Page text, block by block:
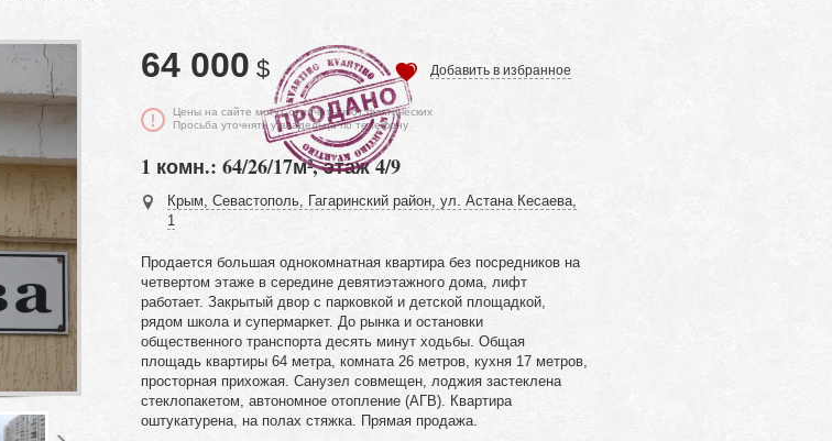
64 000 $ Добавить в избранное
Цены на сайте могут отличаться от фактических
Просьба уточнять у владельца по телефону
1 комн.: 64/26/17м², этаж 4/9
Крым, Севастополь, Гагаринский район, ул. Астана Кесаева,
1
Продается большая однокомнатная квартира без посредников на
четвертом этаже в середине девятиэтажного дома, лифт
работает. Закрытый двор с парковкой и детской площадкой,
рядом школа и супермаркет. До рынка и остановки
общественного транспорта десять минут ходьбы. Общая
площадь квартиры 64 метра, комната 26 метров, кухня 17 метров,
просторная прихожая. Санузел совмещен, лоджия застеклена
стеклопакетом, автономное отопление (АГВ). Квартира
оштукатурена, на полах стяжка. Прямая продажа.